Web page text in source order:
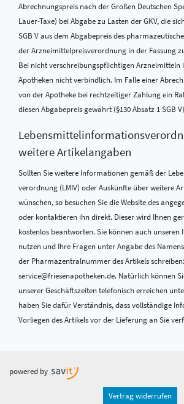
Abrechnungspreis nach der Großen Deutschen
Lauer-Taxe) bei Abgabe zu Lasten der GKV, die
SGB V aus dem Abgabepreis des
der Arzneimittelpreisverordnung in der Fassung
Bei nicht verschreibungspflichtigen Arzneimitteln
Apotheken nicht verbindlich. Im Falle einer
von der Apotheke bei rechtzeitiger Zahlung ein
diesen Abgabepreis gewährt (§130 Absatz 1 SGB
weitere Artikelangaben
Sollten Sie weitere Informationen gemäß der
verordnung (LMIV) oder Auskünfte über weitere
wünschen, so besuchen Sie die Website des
oder kontaktieren ihn direkt. Dieser wird Ihnen
kostenlos beantworten. Sie können auch
nutzen und Ihre Fragen unter Angabe des
der Pharmazentralnummer des Artikels schreiben:
service@friesenapotheken.de. Natürlich können
unserer Geschäftszeiten telefonisch erreichen
haben Sie dafür Verständnis, dass vollständige
Vorliegen des Artikels vor der Lieferung an Sie
powered by
Vertrag widerrufen